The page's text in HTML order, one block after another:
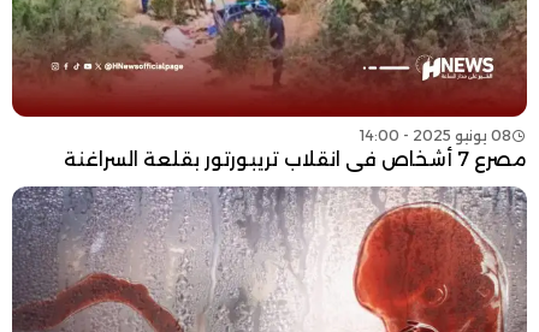
08 يونيو 2025 - 14:00
مصرع 7 أشخاص في انقلاب تريبورتور بقلعة السراغنة